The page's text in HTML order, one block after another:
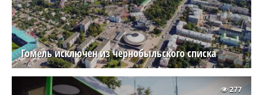
Гомель исключен из чернобыльского списка
277